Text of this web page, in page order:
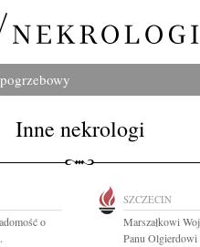
Inne nekrologi
o
SZCZECIN
Marszałkowi
Panu Olgierdowi